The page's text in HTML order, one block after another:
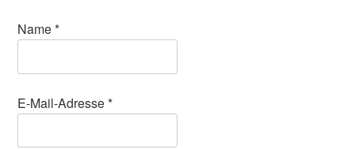
Name*
E-Mail-Adresse*